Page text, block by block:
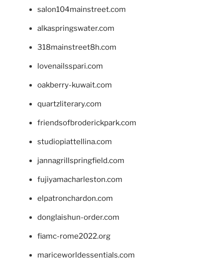
salon104mainstreet.com
alkaspringswater.com
318mainstreet8h.com
lovenailsspari.com
oakberry-kuwait.com
quartzliterary.com
friendsofbroderickpark.com
studiopiattellina.com
jannagrillspringfield.com
fujiyamacharleston.com
elpatronchardon.com
donglaishun-order.com
fiamc-rome2022.org
mariceworldessentials.com